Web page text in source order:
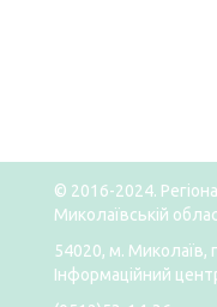
© 2016-2024.
Миколаївській
54020, м. Миколаїв,
Інформаційний